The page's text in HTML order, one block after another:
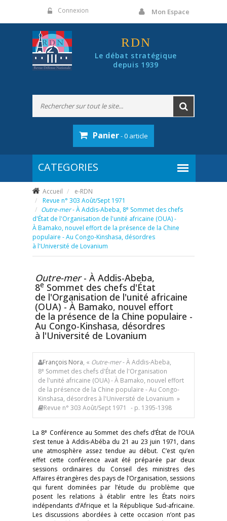
Connexion Mon Espace
RDN
Le débat stratégique
depuis 1939
Panier- 0 article
Accueil
e-RDN
Revue n° 303 Août/Sept 1971
Outre-mer- À Addis-Abeba, 8e Sommet des chefs
d'État de l'Organisation de l'unité africaine (OUA) -
À Bamako, nouvel effort de la présence de la Chine
populaire - Au Congo-Kinshasa, désordres
à l'Université de Lovanium
Outre-mer- À Addis-Abeba,
8e Sommet des chefs d'État
de l'Organisation de l'unité africaine
(OUA) - À Bamako, nouvel effort
de la présence de la Chine populaire -
Au Congo-Kinshasa, désordres
à l'Université de Lovanium
François Nora, « Outre-mer- À Addis-Abeba,
8e Sommet des chefs d'État de l'Organisation
de l'unité africaine (OUA) - À Bamako, nouvel effort
de la présence de la Chine populaire - Au Congo-
Kinshasa, désordres à l'Université de Lovanium »
Revue n° 303 Août/Sept 1971
- p. 1395-1398
La 8e Conférence au Sommet des chefs d’État de l’OUA
s’est tenue à Addis-Abéba du 21 au 23 juin 1971, dans
une atmosphère assez tendue au début. C’est qu’en
effet cette conférence avait été préparée par deux
sessions ordinaires du Conseil des ministres des
Affaires étrangères des pays de l’Organisation, sessions
qui furent dominées par l’étude du problème que
posent les relations à établir entre les États noirs
indépendants d’Afrique et la République Sud-africaine.
Les discussions abordées à cette occasion n’ont pas